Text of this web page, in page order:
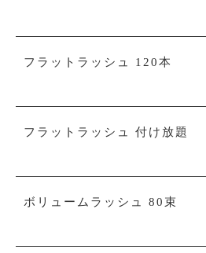
フラットラッシュ 120本
フラットラッシュ 付け放題
ボリュームラッシュ 80束